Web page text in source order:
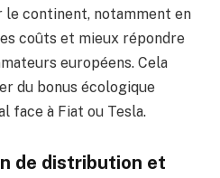
le continent, notamment en
coûts et mieux répondre
européens. Cela
du bonus écologique
face à Fiat ou Tesla.
de distribution et